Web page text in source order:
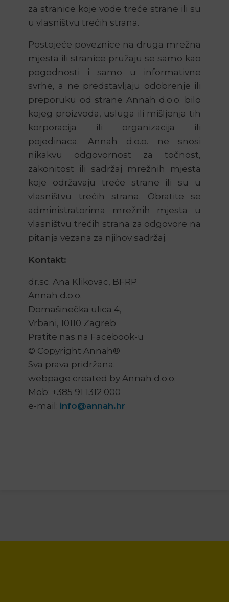
za stranice koje vode treće strane ili su
u vlasništvu trećih strana.
Postojeće poveznice na druga mrežna
mjesta ili stranice pružaju se samo kao
pogodnosti i samo u informativne
svrhe, a ne predstavljaju odobrenje ili
preporuku od strane Annah d.o.o. bilo
kojeg proizvoda, usluga ili mišljenja tih
korporacija ili organizacija ili
pojedinaca. Annah d.o.o. ne snosi
nikakvu odgovornost za točnost,
zakonitost ili sadržaj mrežnih mjesta
koje održavaju treće strane ili su u
vlasništvu trećih strana. Obratite se
administratorima mrežnih mjesta u
vlasništvu trećih strana za odgovore na
pitanja vezana za njihov sadržaj.
Kontakt:
dr.sc. Ana Klikovac, BFRP
Annah d.o.o.
Domašinečka ulica 4,
Vrbani, 10110 Zagreb
Pratite nas na Facebook-u
© Copyright Annah®
Sva prava pridržana.
webpage created by Annah d.o.o.
Mob: +385 91 1312 000
e-mail: info@annah.hr